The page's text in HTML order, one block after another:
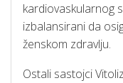
kardiovaskularnog
izbalansirani da
ženskom zdravlju.
Ostali sastojci